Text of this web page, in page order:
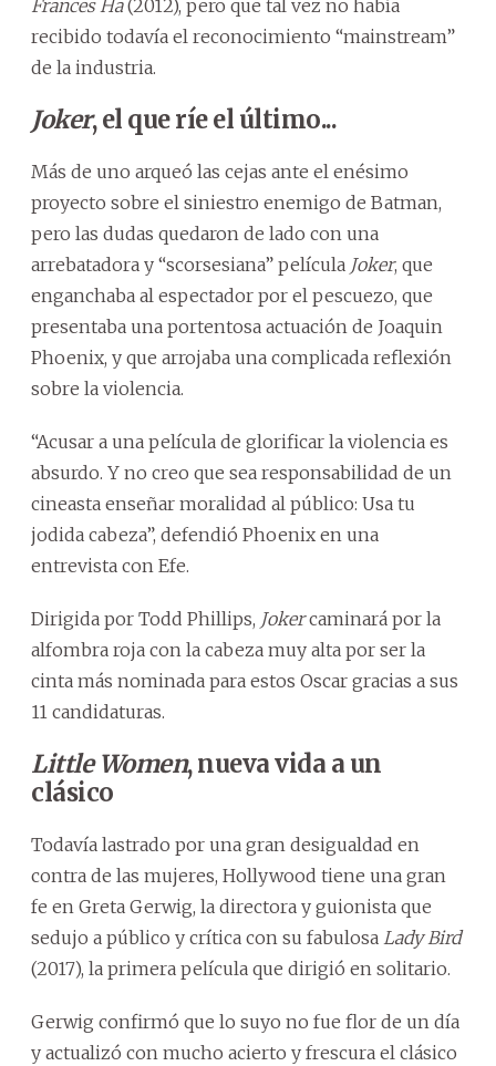
Frances Ha(2012), pero que tal vez no había
recibido todavía el reconocimiento “mainstream”
de la industria.
Joker, el que ríe el último...
Más de uno arqueó las cejas ante el enésimo
proyecto sobre el siniestro enemigo de Batman,
pero las dudas quedaron de lado con una
arrebatadora y “scorsesiana” película Joker, que
enganchaba al espectador por el pescuezo, que
presentaba una portentosa actuación de Joaquin
Phoenix, y que arrojaba una complicada reflexión
sobre la violencia.
“Acusar a una película de glorificar la violencia es
absurdo. Y no creo que sea responsabilidad de un
cineasta enseñar moralidad al público: Usa tu
jodida cabeza”, defendió Phoenix en una
entrevista con Efe.
Dirigida por Todd Phillips, Jokercaminará por la
alfombra roja con la cabeza muy alta por ser la
cinta más nominada para estos Oscar gracias a sus
11 candidaturas.
Little Women, nueva vida a un
clásico
Todavía lastrado por una gran desigualdad en
contra de las mujeres, Hollywood tiene una gran
fe en Greta Gerwig, la directora y guionista que
sedujo a público y crítica con su fabulosa Lady Bird
(2017), la primera película que dirigió en solitario.
Gerwig confirmó que lo suyo no fue flor de un día
y actualizó con mucho acierto y frescura el clásico